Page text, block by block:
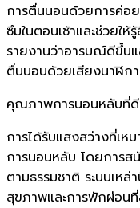
การตื่นนอนด้วยการค่อ
ซึมในตอนเช้าและช่วยให้
รายงานว่าอารมณ์ดีขึ้น
ตื่นนอนด้วยเสียงนาฬิก
คุณภาพการนอนหลับที่
การได้รับแสงสว่างที่เห
การนอนหลับ โดยการส
ตามธรรมชาติ ระบบเห
สุขภาพและการพักผ่อน